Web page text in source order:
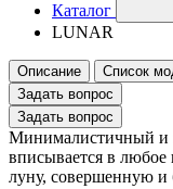
Каталог
LUNAR
Описание
Список
Задать вопрос
Задать вопрос
Минималистичный и
вписывается в
луну, совершенную